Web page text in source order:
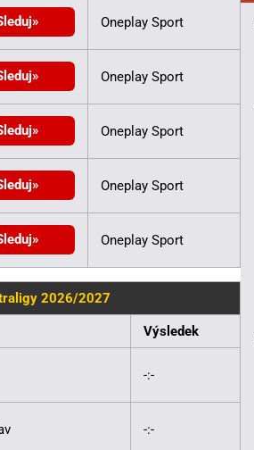
Oneplay Sport
Oneplay Sport
Oneplay Sport
Oneplay Sport
Oneplay Sport
2026/2027
Výsledek
-:-
-:-